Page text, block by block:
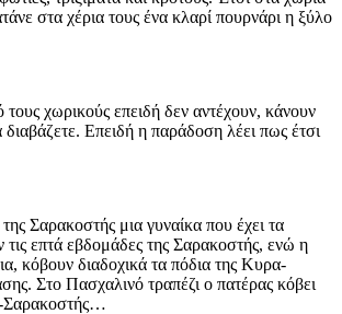
στα χέρια τους ένα κλαρί πουρνάρι η ξύλο
χωρικούς επειδή δεν αντέχουν, κάνουν
Επειδή η παράδοση λέει πως έτσι
Σαρακοστής μια γυναίκα που έχει τα
επτά εβδομάδες της Σαρακοστής, ενώ η
κόβουν διαδοχικά τα πόδια της Κυρα-
Στο Πασχαλινό τραπέζι ο πατέρας κόβει
Σαρακοστής…